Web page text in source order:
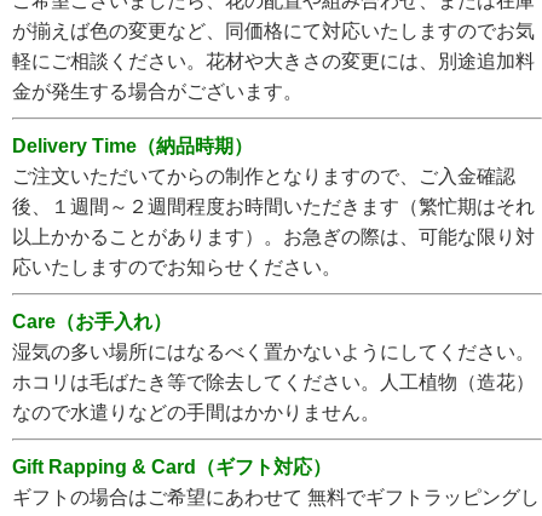
が揃えば色の変更など、同価格にて対応いたしますのでお気
軽にご相談ください。花材や大きさの変更には、別途追加料
金が発生する場合がございます。
Delivery Time（納品時期）
ご注文いただいてからの制作となりますので、ご入金確認
後、１週間～２週間程度お時間いただきます（繁忙期はそれ
以上かかることがあります）。お急ぎの際は、可能な限り対
応いたしますのでお知らせください。
Care（お手入れ）
湿気の多い場所にはなるべく置かないようにしてください。
ホコリは毛ばたき等で除去してください。人工植物（造花）
なので水遣りなどの手間はかかりません。
Gift Rapping & Card（ギフト対応）
ギフトの場合はご希望にあわせて 無料でギフトラッピングし